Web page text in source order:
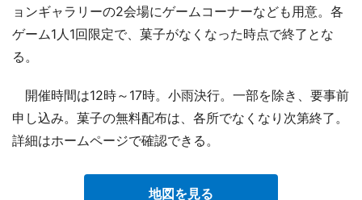
ョンギャラリーの2会場にゲームコーナーなども用意。各
ゲーム1人1回限定で、菓子がなくなった時点で終了とな
る。
開催時間は12時～17時。小雨決行。一部を除き、要事前
申し込み。菓子の無料配布は、各所でなくなり次第終了。
詳細はホームページで確認できる。
地図を見る